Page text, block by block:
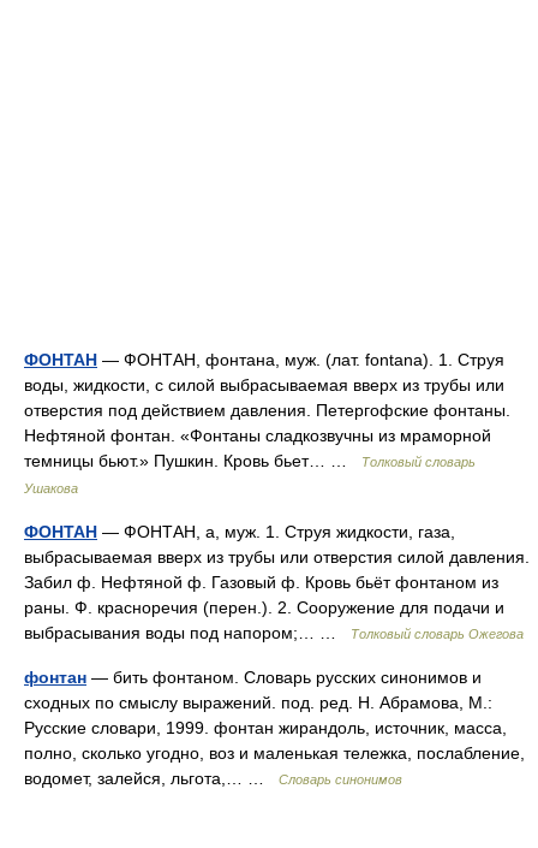
ФОНТАН — ФОНТАН, фонтана, муж. (лат. fontana). 1. Струя
воды, жидкости, с силой выбрасываемая вверх из трубы или
отверстия под действием давления. Петергофские фонтаны.
Нефтяной фонтан. «Фонтаны сладкозвучны из мраморной
темницы бьют.» Пушкин. Кровь бьет… …
Толковый словарь
Ушакова
ФОНТАН — ФОНТАН, а, муж. 1. Струя жидкости, газа,
выбрасываемая вверх из трубы или отверстия силой давления.
Забил ф. Нефтяной ф. Газовый ф. Кровь бьёт фонтаном из
раны. Ф. красноречия (перен.). 2. Сооружение для подачи и
выбрасывания воды под напором;… …
Толковый словарь Ожегова
фонтан — бить фонтаном. Словарь русских синонимов и
сходных по смыслу выражений. под. ред. Н. Абрамова, М.:
Русские словари, 1999. фонтан жирандоль, источник, масса,
полно, сколько угодно, воз и маленькая тележка, послабление,
водомет, залейся, льгота,… …
Словарь синонимов